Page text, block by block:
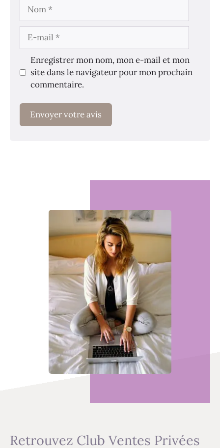
mail
Enregistrer mon nom, mon e-mail et mon
site dans le navigateur pour mon prochain
commentaire.
Retrouvez Club Ventes Privées